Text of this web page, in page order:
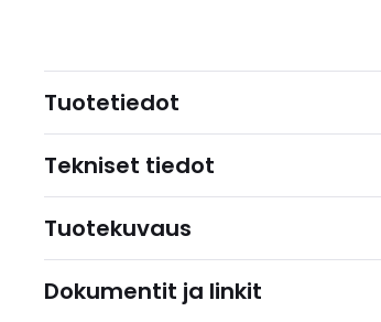
Tuotetiedot
Tekniset tiedot
Tuotekuvaus
Dokumentit ja linkit